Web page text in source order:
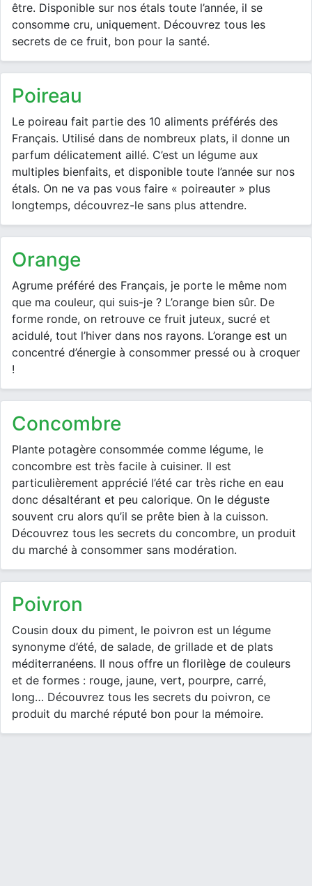
être. Disponible sur nos étals toute l’année, il se
consomme cru, uniquement. Découvrez tous les
secrets de ce fruit, bon pour la santé.
poireau
Le poireau fait partie des 10 aliments préférés des
Français. Utilisé dans de nombreux plats, il donne un
parfum délicatement aillé. C’est un légume aux
multiples bienfaits, et disponible toute l’année sur nos
étals. On ne va pas vous faire « poireauter » plus
longtemps, découvrez-le sans plus attendre.
orange
Agrume préféré des Français, je porte le même nom
que ma couleur, qui suis-je ? L’orange bien sûr. De
forme ronde, on retrouve ce fruit juteux, sucré et
acidulé, tout l’hiver dans nos rayons. L’orange est un
concentré d’énergie à consommer pressé ou à croquer
!
concombre
Plante potagère consommée comme légume, le
concombre est très facile à cuisiner. Il est
particulièrement apprécié l’été car très riche en eau
donc désaltérant et peu calorique. On le déguste
souvent cru alors qu’il se prête bien à la cuisson.
Découvrez tous les secrets du concombre, un produit
du marché à consommer sans modération.
poivron
Cousin doux du piment, le poivron est un légume
synonyme d’été, de salade, de grillade et de plats
méditerranéens. Il nous offre un florilège de couleurs
et de formes : rouge, jaune, vert, pourpre, carré,
long… Découvrez tous les secrets du poivron, ce
produit du marché réputé bon pour la mémoire.